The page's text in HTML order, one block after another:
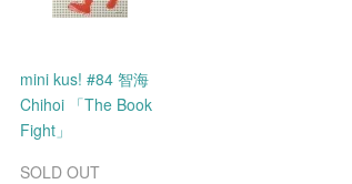
mini kus! #84 智海
Chihoi 「The Book
Fight」
SOLD OUT